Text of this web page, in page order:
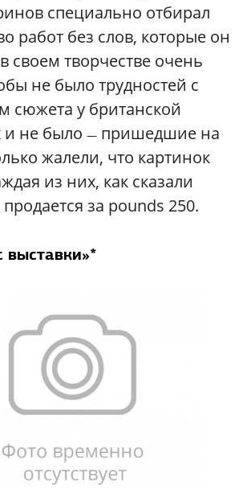
специально отбирал
работ без слов, которые он
своем творчестве очень
не было трудностей с
сюжета у британской
и не было — пришедшие на
жалели, что картинок
из них, как сказали
за pounds 250.
выставки»*